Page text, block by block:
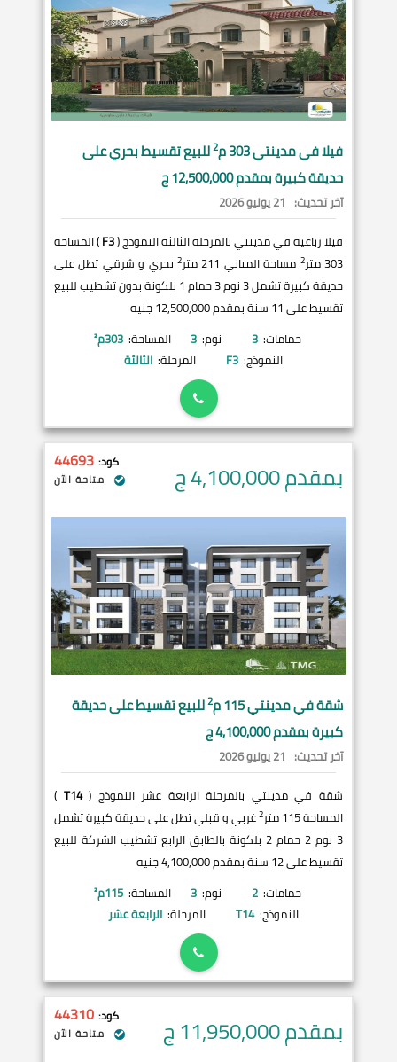
فيلا فيمدينتي 2للبيع تقسيط بحري على
حديقة كبيرة بمقدم 12,500,000 ج
آخر تحديث: 21 يوليو 2026
فيلا رباعية في مدينتي بالمرحلة الثالثة النموذج (F3) المساحة
303 متر
2 مساحة المباني 211 متر 2 بحري و شرقي تطل على
حديقة كبيرة تشمل 3 نوم 3 حمام 1 بلكونة بدون تشطيب للبيع
تقسيط على 11 سنة بمقدم 12,500,000 جنيه
حمامات: 3 نوم: 3 المساحة: 303م²
النموذج: F3 المرحلة: الثالثة
بمقدم 4,100,000 ج كود: 44693
متاحة الآن
شقة فيمدينتي115 م 2للبيع تقسيط على حديقة
كبيرة بمقدم 4,100,000 ج
آخر تحديث: 21 يوليو 2026
شقة في مدينتي بالمرحلة الرابعة عشر النموذج (T14
)
المساحة 115 متر
2غربي و قبلي تطل على حديقة كبيرة تشمل
3 نوم 2 حمام 2 بلكونة بالطابق الرابع تشطيب الشركة للبيع
تقسيط على 12 سنة بمقدم 4,100,000 جنيه
حمامات: 2 نوم: 3 المساحة: 115م²
النموذج: T14 المرحلة: الرابعة عشر
بمقدم 11,950,000 ج كود: 44310
متاحة الآن